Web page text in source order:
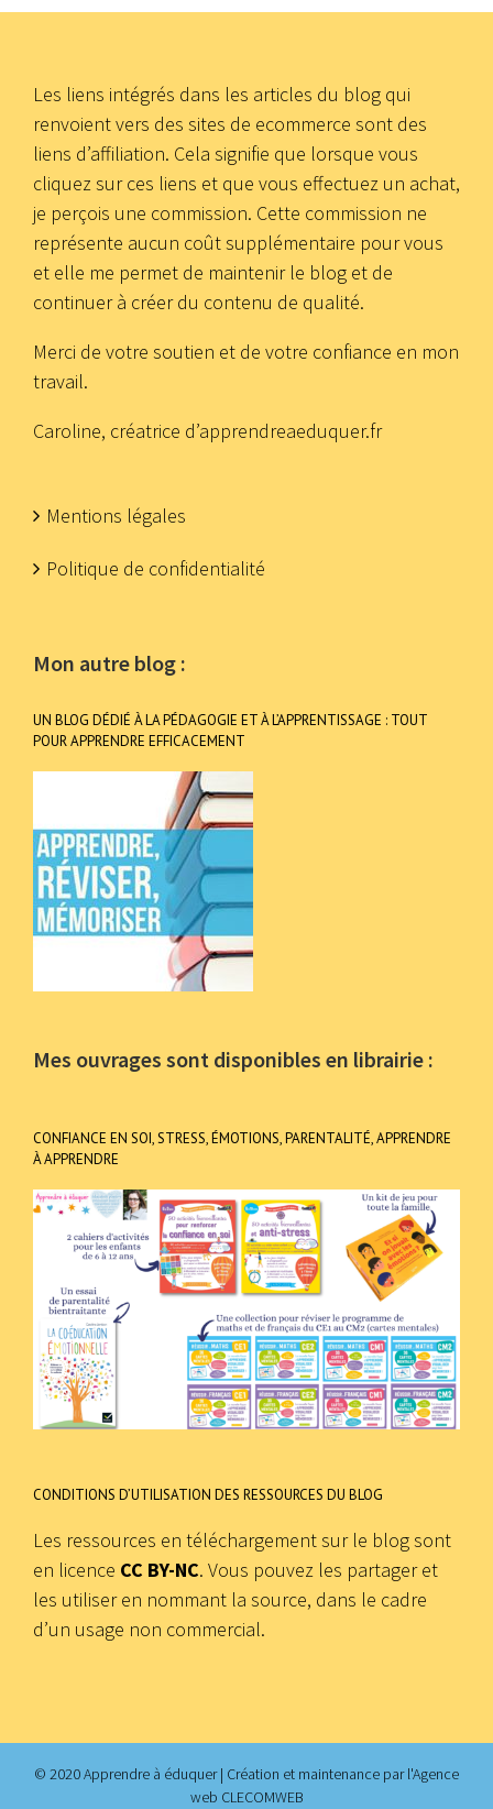
Les liens intégrés dans les articles du blog qui
renvoient vers des sites de ecommerce sont des
liens d’affiliation. Cela signifie que lorsque vous
cliquez sur ces liens et que vous effectuez un achat,
je perçois une commission. Cette commission ne
représente aucun coût supplémentaire pour vous
et elle me permet de maintenir le blog et de
continuer à créer du contenu de qualité.
Merci de votre soutien et de votre confiance en mon
travail.
Caroline, créatrice d’apprendreaeduquer.fr
Mentions légales
Politique de confidentialité
Mon autre blog :
UN BLOG DÉDIÉ À LA PÉDAGOGIE ET À L’APPRENTISSAGE : TOUT
POUR APPRENDRE EFFICACEMENT
Mes ouvrages sont disponibles en librairie :
CONFIANCE EN SOI, STRESS, ÉMOTIONS, PARENTALITÉ, APPRENDRE
À APPRENDRE
CONDITIONS D’UTILISATION DES RESSOURCES DU BLOG
Les ressources en téléchargement sur le blog sont
en licence CC BY-NC. Vous pouvez les partager et
les utiliser en nommant la source, dans le cadre
d’un usage non commercial.
© 2020 Apprendre à éduquer | Création et maintenance parl'Agence
web CLECOMWEB